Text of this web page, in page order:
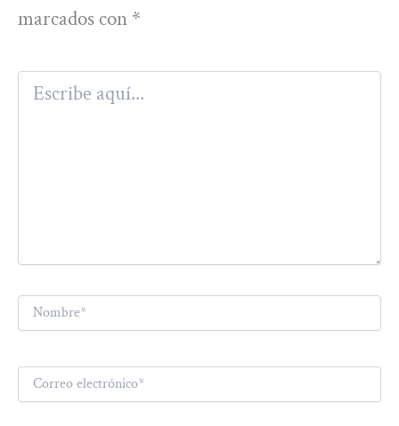
marcados con *
Escribe
aquí...
Nombre*
Correo
electrónico*